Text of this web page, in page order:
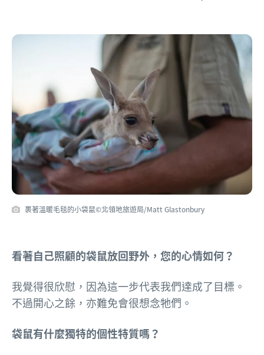
裹著溫暖毛毯的小袋鼠©北領地旅遊局/Matt Glastonbury
看著自己照顧的袋鼠放回野外，您的心情如何？
我覺得很欣慰，因為這一步代表我們達成了目標。
不過開心之餘，亦難免會很想念牠們。
袋鼠有什麼獨特的個性特質嗎？